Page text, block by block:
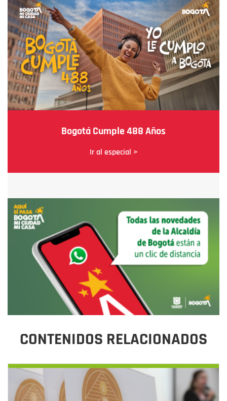
Bogotá Cumple 488 Años
Ir al especial >
CONTENIDOS RELACIONADOS